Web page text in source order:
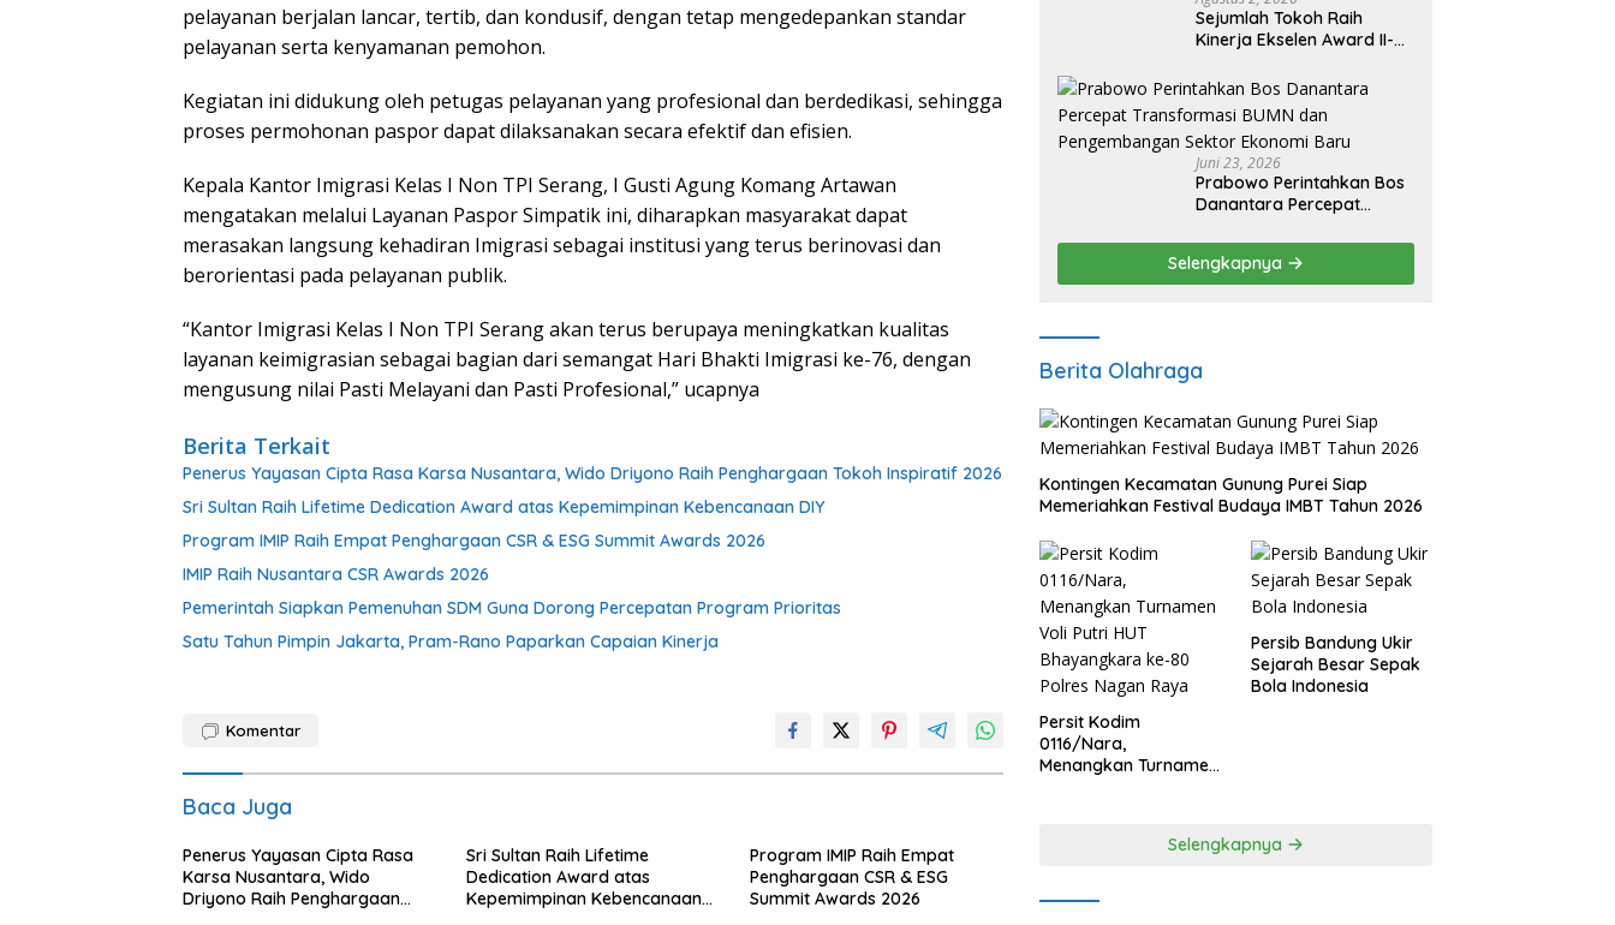
pelayanan berjalan lancar, tertib, dan kondusif, dengan tetap mengedepankan standar
pelayanan serta kenyamanan pemohon.
Kegiatan ini didukung oleh petugas pelayanan yang profesional dan berdedikasi, sehingga
proses permohonan paspor dapat dilaksanakan secara efektif dan efisien.
Kepala Kantor Imigrasi Kelas I Non TPI Serang, I Gusti Agung Komang Artawan
mengatakan melalui Layanan Paspor Simpatik ini, diharapkan masyarakat dapat
merasakan langsung kehadiran Imigrasi sebagai institusi yang terus berinovasi dan
berorientasi pada pelayanan publik.
“Kantor Imigrasi Kelas I Non TPI Serang akan terus berupaya meningkatkan kualitas
layanan keimigrasian sebagai bagian dari semangat Hari Bhakti Imigrasi ke-76, dengan
mengusung nilai Pasti Melayani dan Pasti Profesional,” ucapnya
Berita Terkait
Penerus Yayasan Cipta Rasa Karsa Nusantara, Wido Driyono Raih Penghargaan Tokoh Inspiratif 2026
Sri Sultan Raih Lifetime Dedication Award atas Kepemimpinan Kebencanaan DIY
Program IMIP Raih Empat Penghargaan CSR & ESG Summit Awards 2026
IMIP Raih Nusantara CSR Awards 2026
Pemerintah Siapkan Pemenuhan SDM Guna Dorong Percepatan Program Prioritas
Satu Tahun Pimpin Jakarta, Pram-Rano Paparkan Capaian Kinerja
Komentar
Baca Juga
Penerus Yayasan Cipta Rasa
Karsa Nusantara, Wido
Driyono Raih Penghargaan
Sri Sultan Raih Lifetime
Dedication Award atas
Kepemimpinan Kebencanaan
Program IMIP Raih Empat
Penghargaan CSR & ESG
Summit Awards 2026
Sejumlah Tokoh Raih
Kinerja Ekselen Award II-
Juni 23, 2026
Prabowo Perintahkan Bos
Danantara Percepat
Pengembangan Sektor
Ekonomi Baru
Selengkapnya
Berita Olahraga
Kontingen Kecamatan Gunung Purei Siap
Memeriahkan Festival Budaya IMBT Tahun 2026
Persit Kodim
0116/Nara,
Menangkan Turnamen
Persib Bandung Ukir
Sejarah Besar Sepak
Bola Indonesia
Selengkapnya